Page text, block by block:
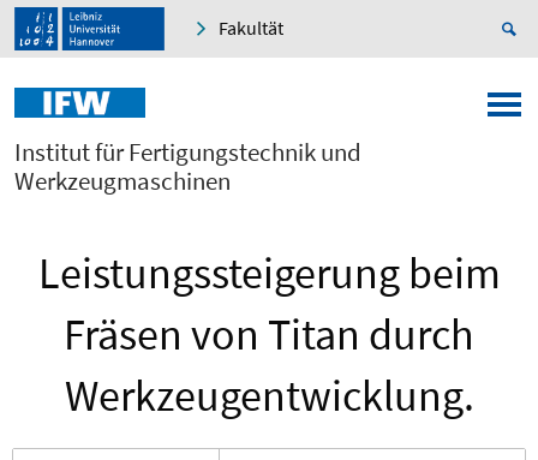
Fakultät
Institut für Fertigungstechnik und
Werkzeugmaschinen
Leistungssteigerung beim
Fräsen von Titan durch
Werkzeugentwicklung.